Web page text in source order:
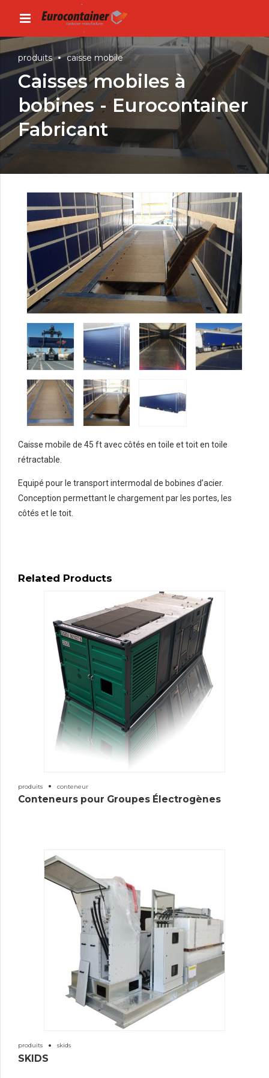
produits caisse mobile
Caisses mobiles à
bobines - Eurocontainer
Fabricant
Caisse mobile de 45 ft avec côtés en toile et toit en toile
rétractable.
Equipé pour le transport intermodal de bobines d’acier.
Conception permettant le chargement par les portes, les
côtés et le toit.
Related Products
produits conteneur
Conteneurs pour Groupes Électrogènes
produits skids
SKIDS